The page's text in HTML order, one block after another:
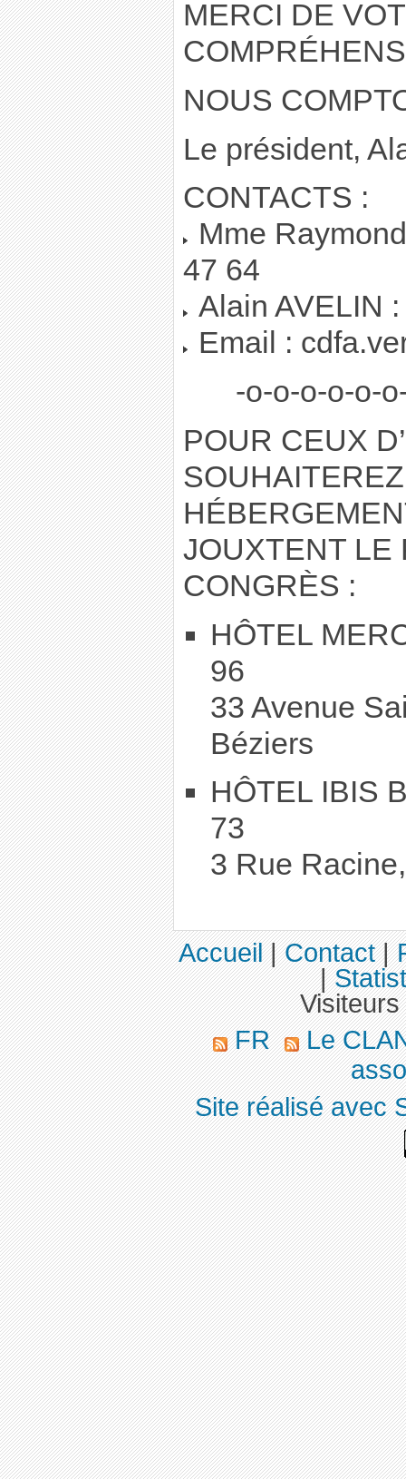
MERCI DE
NOUS
Le président,
CONTACTS :
Mme
47 64
Alain AVELIN
Email :
-o-o-o-o-o-
POUR CEUX
JOUXTENT LE
CONGRÈS :
HÔTEL
96
33 Avenue
Béziers
HÔTEL IBIS
73
3 Rue
Accueil|Contact|
|
FR
Le
Site réalisé avec